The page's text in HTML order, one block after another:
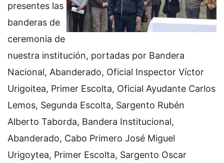
presentes las
banderas de
ceremonia de
nuestra institución, portadas por Bandera
Nacional, Abanderado, Oficial Inspector Víctor
Urigoitea, Primer Escolta, Oficial Ayudante Carlos
Lemos, Segunda Escolta, Sargento Rubén
Alberto Taborda, Bandera Institucional,
Abanderado, Cabo Primero José Miguel
Urigoytea, Primer Escolta, Sargento Oscar